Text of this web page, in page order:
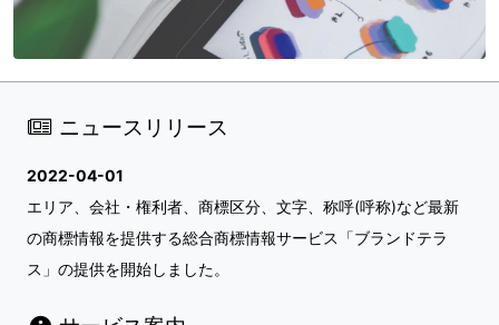
ニュースリリース
2022-04-01
エリア、会社・権利者、商標区分、文字、称呼(呼称)など最新
の商標情報を提供する総合商標情報サービス「ブランドテラ
ス」の提供を開始しました。